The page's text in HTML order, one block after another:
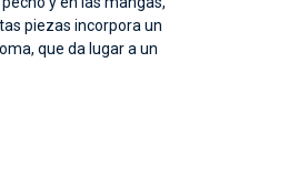
piezas incorpora un
que da lugar a un